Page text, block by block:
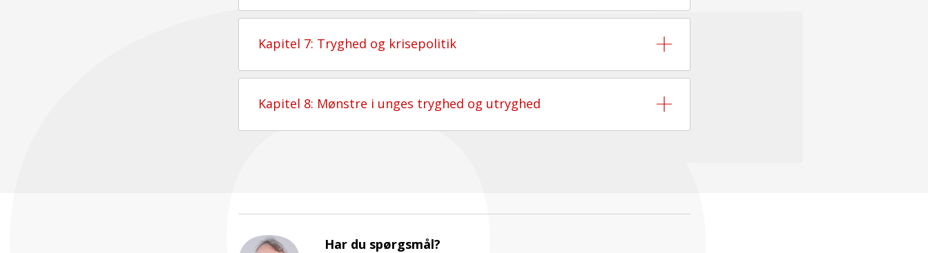
Kapitel 7: Tryghed og krisepolitik
Kapitel 8: Mønstre i unges tryghed og utryghed
Har du spørgsmål?